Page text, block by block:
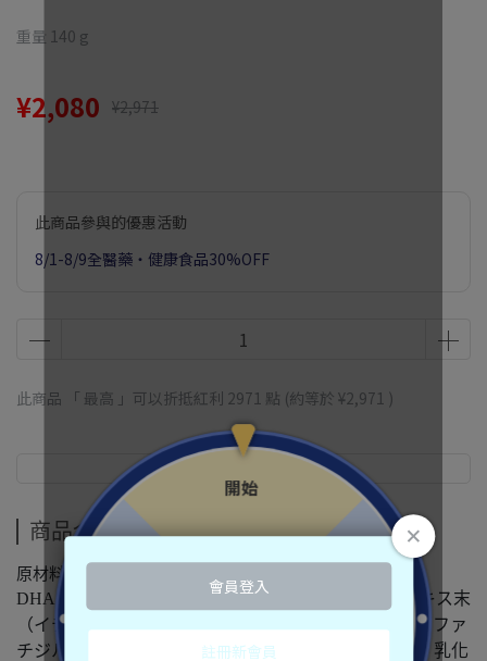
重量 140 g
¥2,080 ¥2,971
此商品參與的優惠活動
8/1-8/9全醫藥・健康食品30%OFF
此商品 「 最高 」可以折抵紅利 2971 點 (約等於 ¥2,971 )
商品介紹
原材料
DHA・EPA含有精製油（国内製造）、イチョウ葉エキス末
（イチョウ葉エキス、グルコース）、アマニ油、ホスファ
チジルセリン含有加工食品／ゼラチン、グリセリン、乳化